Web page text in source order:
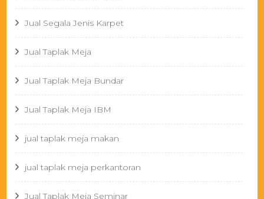
Jual Segala Jenis Karpet
Jual Taplak Meja
Jual Taplak Meja Bundar
Jual Taplak Meja IBM
jual taplak meja makan
jual taplak meja perkantoran
Jual Taplak Meja Seminar